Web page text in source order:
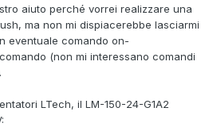
aiuto perché vorrei realizzare una
ma non mi dispiacerebbe lasciarmi
eventuale comando on-
(non mi interessano comandi
LTech, il LM-150-24-G1A2